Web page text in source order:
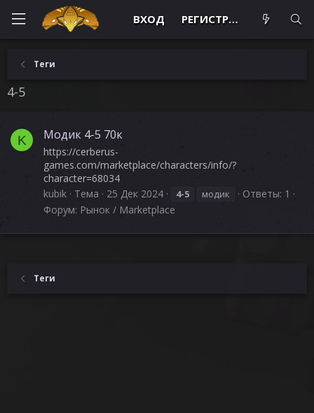
ВХОД РЕГИСТРАЦИЯ
Теги
4-5
K Модик 4-5 70к
https://cerberus-
games.com/marketplace/characters/info/?
character=68034
kubik
Тема 25 Дек 2024 4-5 модик
Ответы: 1
Форум: Рынок / Marketplace
Теги